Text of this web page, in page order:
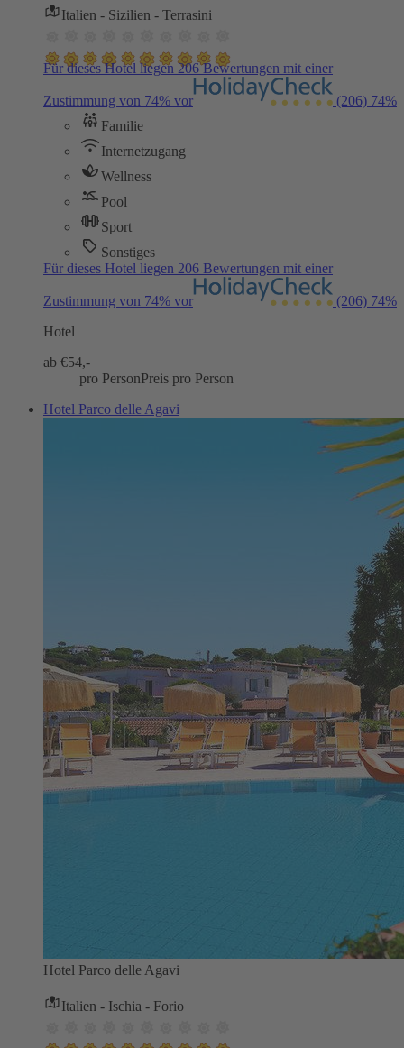
Italien - Sizilien - Terrasini
Für dieses Hotel liegen 206 Bewertungen mit einer
Zustimmung von 74% vor (206) 74%
Familie
Internetzugang
Wellness
Pool
Sport
Sonstiges
Für dieses Hotel liegen 206 Bewertungen mit einer
Zustimmung von 74% vor (206) 74%
Hotel
ab €54,-
pro PersonPreis pro Person
Hotel Parco delle Agavi
Hotel Parco delle Agavi
Italien - Ischia - Forio